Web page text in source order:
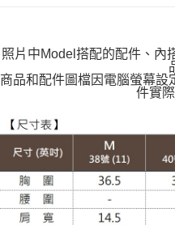
每筆NT$100，滿NT$988(含以
付款後萊爾富取貨
每筆NT$100，滿NT$988(含以
7-11取貨付款
每筆NT$100，滿NT$988(含以
付款後7-11取貨
每筆NT$100，滿NT$988(含以
照片中Model搭配的配件、內
商品和配件圖檔因電腦螢幕
件實